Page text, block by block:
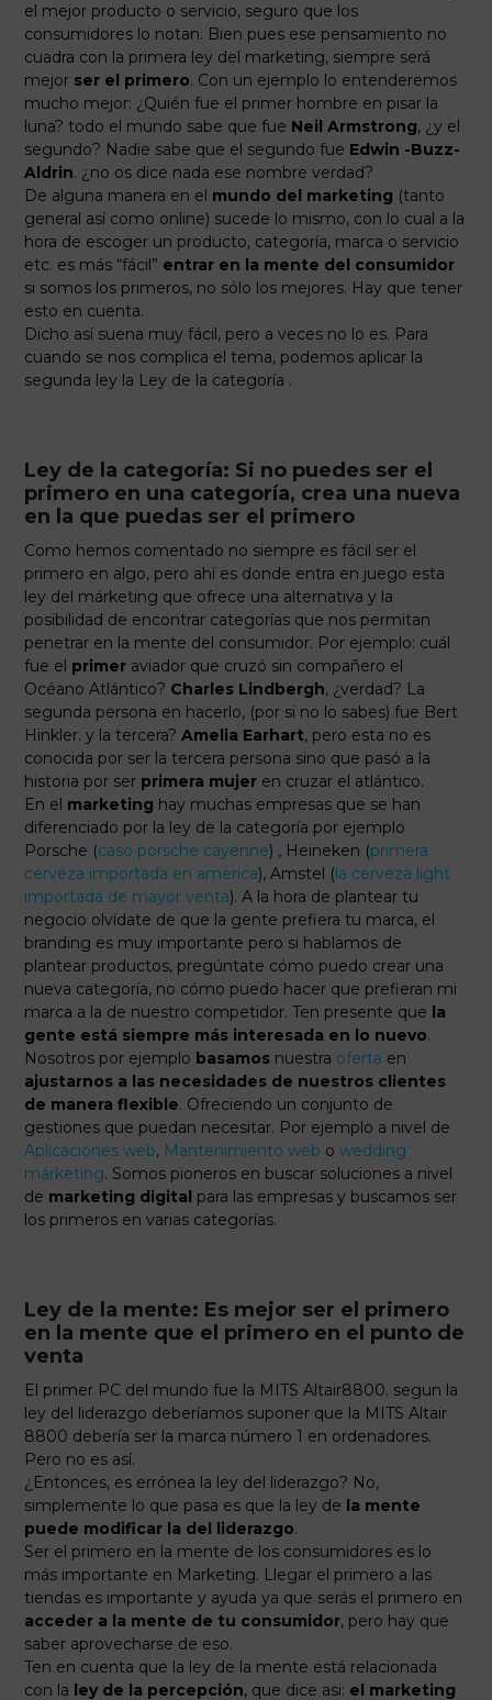
el mejor producto o servicio, seguro que los
consumidores lo notan. Bien pues ese pensamiento no
cuadra con la primera ley del marketing, siempre será
mejor ser el primero. Con un ejemplo lo entenderemos
mucho mejor: ¿Quién fue el primer hombre en pisar la
luna? todo el mundo sabe que fue Neil Armstrong, ¿y el
segundo? Nadie sabe que el segundo fue Edwin -Buzz-
Aldrin. ¿no os dice nada ese nombre verdad?
De alguna manera en el mundo del marketing (tanto
general así como online) sucede lo mismo, con lo cual a la
hora de escoger un producto, categoría, marca o servicio
etc. es más “fácil” entrar en la mente del consumidor
si somos los primeros, no sólo los mejores. Hay que tener
esto en cuenta.
Dicho así suena muy fácil, pero a veces no lo es. Para
cuando se nos complica el tema, podemos aplicar la
segunda ley la Ley de la categoría .
Ley de la categoría: Si no puedes ser el
primero en una categoría, crea una nueva
en la que puedas ser el primero
Como hemos comentado no siempre es fácil ser el
primero en algo, pero ahí es donde entra en juego esta
ley del márketing que ofrece una alternativa y la
posibilidad de encontrar categorías que nos permitan
penetrar en la mente del consumidor. Por ejemplo: cuál
fue el primer aviador que cruzó sin compañero el
Océano Atlántico? Charles Lindbergh, ¿verdad? La
segunda persona en hacerlo, (por si no lo sabes) fue Bert
Hinkler. y la tercera?Amelia Earhart, pero esta no es
conocida por ser la tercera persona sino que pasó a la
historia por ser primera mujer en cruzar el atlántico.
En el marketing hay muchas empresas que se han
diferenciado por la ley de la categoría por ejemplo
Porsche (caso porsche cayenne) , Heineken (primera
cerveza importada en america), Amstel (la cerveza light
importada de mayor venta). A la hora de plantear tu
negocio olvídate de que la gente prefiera tu marca, el
branding es muy importante pero si hablamos de
plantear productos, pregúntate cómo puedo crear una
nueva categoría, no cómo puedo hacer que prefieran mi
marca a la de nuestro competidor. Ten presente que la
gente está siempre más interesada en lo nuevo.
Nosotros por ejemplo basamos nuestra oferta en
ajustarnos a las necesidades de nuestros clientes
de manera flexible. Ofreciendo un conjunto de
gestiones que puedan necesitar. Por ejemplo a nivel de
Aplicaciones web, Mantenimiento web owedding
márketing. Somos pioneros en buscar soluciones a nivel
de marketing digital para las empresas y buscamos ser
los primeros en varias categorías.
Ley de la mente: Es mejor ser el primero
en la mente que el primero en el punto de
venta
El primer PC del mundo fue la MITS Altair8800. segun la
ley del liderazgo deberíamos suponer que la MITS Altair
8800 debería ser la marca número 1 en ordenadores.
Pero no es así.
¿Entonces, es errónea la ley del liderazgo? No,
simplemente lo que pasa es que la ley de la mente
puede modificar la del liderazgo.
Ser el primero en la mente de los consumidores es lo
más importante en Marketing. Llegar el primero a las
tiendas es importante y ayuda ya que serás el primero en
acceder a la mente de tu consumidor, pero hay que
saber aprovecharse de eso.
Ten en cuenta que la ley de la mente está relacionada
con la ley de la percepción, que dice asi: el marketing